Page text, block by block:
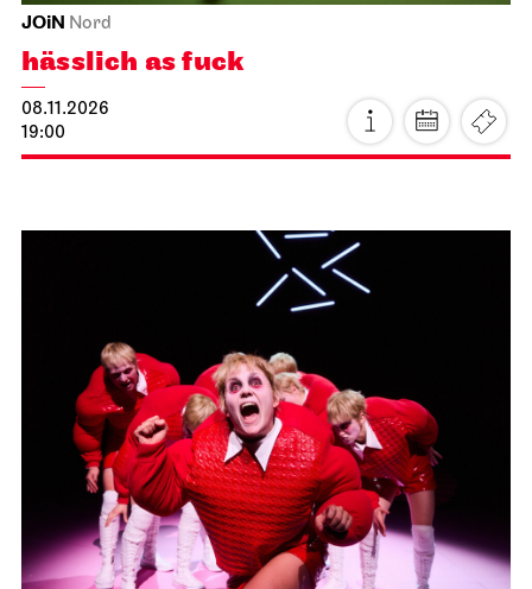
23.10.2026
19:00 - 22:00
Schauspiel StuttgartKammertheater
Kleiner Mann